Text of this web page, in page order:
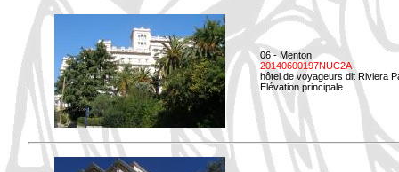
06 - Menton
20140600197NUC2A
hôtel de voyageurs dit Riviera
Elévation principale.